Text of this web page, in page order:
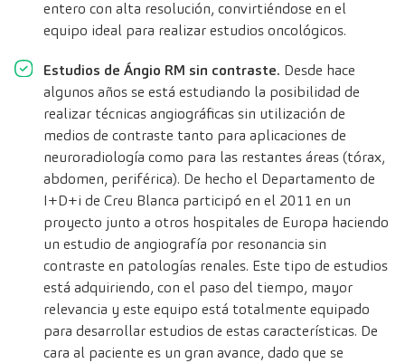
entero con alta resolución, convirtiéndose en el
equipo ideal para realizar estudios oncológicos.
Estudios de Ángio RM sin contraste. Desde hace
algunos años se está estudiando la posibilidad de
realizar técnicas angiográficas sin utilización de
medios de contraste tanto para aplicaciones de
neuroradiología como para las restantes áreas (tórax,
abdomen, periférica). De hecho el Departamento de
I+D+i de Creu Blanca participó en el 2011 en un
proyecto junto a otros hospitales de Europa haciendo
un estudio de angiografía por resonancia sin
contraste en patologías renales. Este tipo de estudios
está adquiriendo, con el paso del tiempo, mayor
relevancia y este equipo está totalmente equipado
para desarrollar estudios de estas características. De
cara al paciente es un gran avance, dado que se